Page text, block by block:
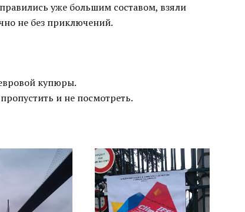
уже большим составом, взяли
не без приключений.
купюры.
и не посмотреть.